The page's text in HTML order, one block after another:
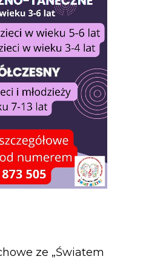
ze „Światem